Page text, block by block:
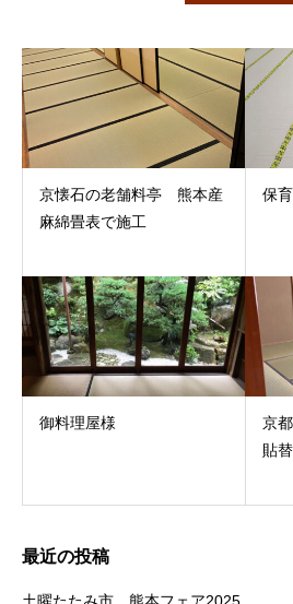
京懐石の老舗料亭 熊本産
麻綿畳表で施工
保
御料理屋様
京
貼替
最近の投稿